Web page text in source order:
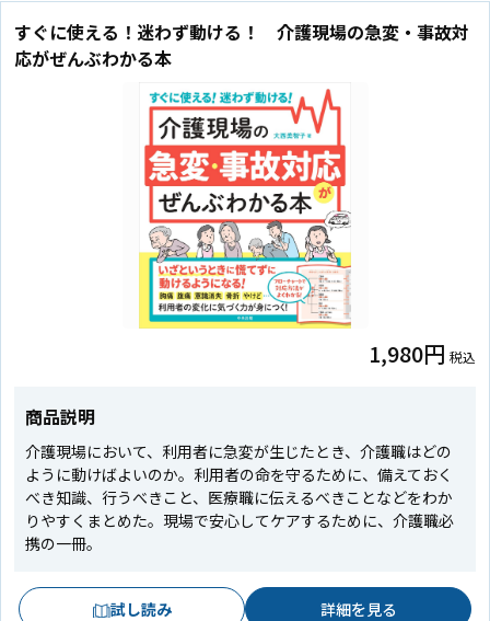
すぐに使える！迷わず動ける！ 介護現場の急変・事故対
応がぜんぶわかる本
1,980円 税込
商品説明
介護現場において、利用者に急変が生じたとき、介護職はどの
ように動けばよいのか。利用者の命を守るために、備えておく
べき知識、行うべきこと、医療職に伝えるべきことなどをわか
りやすくまとめた。現場で安心してケアするために、介護職必
携の一冊。
試し読み 詳細を見る